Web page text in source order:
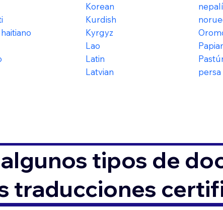
Korean
Kurdish
Kyrgyz
Lao
Latin
Latvian
nepalí
persa
tipos de
traducciones